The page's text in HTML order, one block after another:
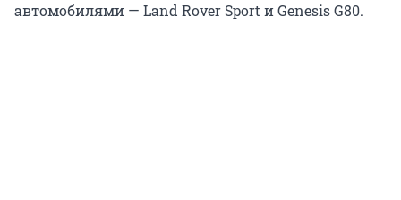
автомобилями — Land Rover Sport и Genesis G80.